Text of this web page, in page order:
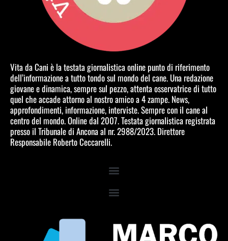
Vita da Cani è la testata giornalistica online punto di riferimento
dell’informazione a tutto tondo sul mondo del cane. Una redazione
giovane e dinamica, sempre sul pezzo, attenta osservatrice di tutto
quel che accade attorno al nostro amico a 4 zampe. News,
approfondimenti, informazione, interviste. Sempre con il cane al
centro del mondo. Online dal 2007. Testata giornalistica registrata
presso il Tribunale di Ancona al nr. 2988/2023. Direttore
Responsabile Roberto Ceccarelli.